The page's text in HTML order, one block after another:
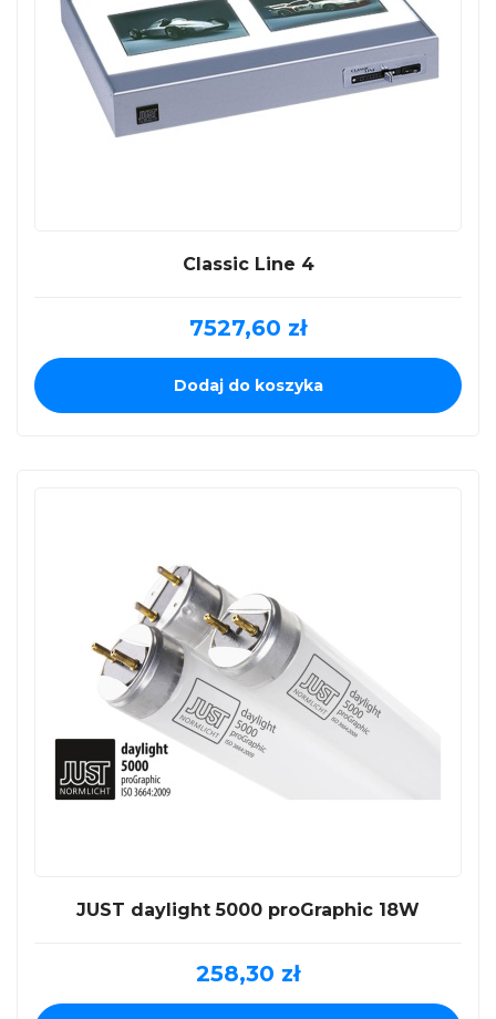
Classic Line 4
7527,60 zł
Dodaj do koszyka
JUST daylight 5000 proGraphic 18W
258,30 zł